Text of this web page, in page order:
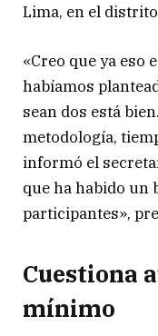
Lima, en el
«Creo que ya eso
habíamos
sean dos está
metodología,
informó el
que ha habido un
participantes»,
Cuestiona
mínimo